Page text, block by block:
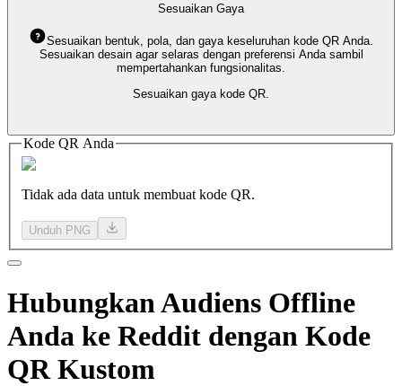
Sesuaikan Gaya
Sesuaikan bentuk, pola, dan gaya keseluruhan kode QR Anda.
Sesuaikan desain agar selaras dengan preferensi Anda sambil
mempertahankan fungsionalitas.
Sesuaikan gaya kode QR.
Kode QR Anda
Tidak ada data untuk membuat kode QR.
Unduh PNG
HubungkanAudiens Offline
Anda ke Reddit dengan Kode
QR Kustom